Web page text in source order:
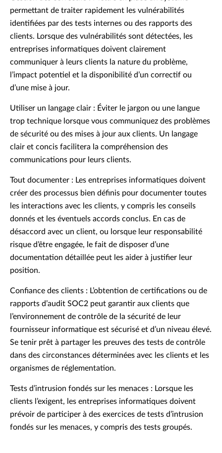
permettant de traiter rapidement les vulnérabilités
identifiées par des tests internes ou des rapports des
clients. Lorsque des vulnérabilités sont détectées, les
entreprises informatiques doivent clairement
communiquer à leurs clients la nature du problème,
l’impact potentiel et la disponibilité d’un correctif ou
d’une mise à jour.
Utiliser un langage clair : Éviter le jargon ou une langue
trop technique lorsque vous communiquez des problèmes
de sécurité ou des mises à jour aux clients. Un langage
clair et concis facilitera la compréhension des
communications pour leurs clients.
Tout documenter : Les entreprises informatiques doivent
créer des processus bien définis pour documenter toutes
les interactions avec les clients, y compris les conseils
donnés et les éventuels accords conclus. En cas de
désaccord avec un client, ou lorsque leur responsabilité
risque d’être engagée, le fait de disposer d’une
documentation détaillée peut les aider à justifier leur
position.
Confiance des clients : L’obtention de certifications ou de
rapports d’audit SOC2 peut garantir aux clients que
l’environnement de contrôle de la sécurité de leur
fournisseur informatique est sécurisé et d’un niveau élevé.
Se tenir prêt à partager les preuves des tests de contrôle
dans des circonstances déterminées avec les clients et les
organismes de réglementation.
Tests d’intrusion fondés sur les menaces : Lorsque les
clients l’exigent, les entreprises informatiques doivent
prévoir de participer à des exercices de tests d’intrusion
fondés sur les menaces, y compris des tests groupés.